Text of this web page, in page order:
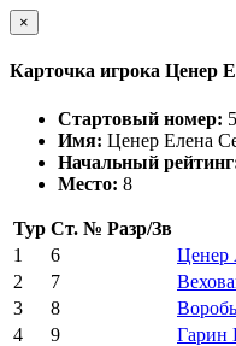
×
Карточка игрока Ценер
Стартовый номер: 5
Имя: Ценер Елена
Начальный
Место: 8
Тур Ст. № Разр/Зв
1
6 Ценер
2
7
3
8
4
9 Гарин